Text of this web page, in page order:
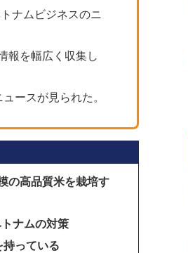
ナムビジネスのニ
報を幅広く収集し
ースが見られた。
の高品質米を栽培す
ナムの対策
持っている